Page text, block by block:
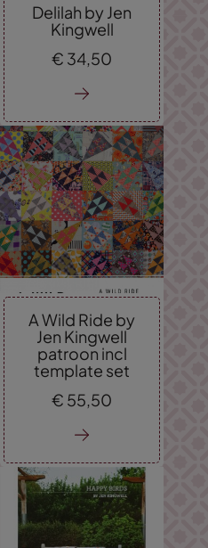
Delilah by Jen
Kingwell
€ 34,50
A Wild Ride by
Jen Kingwell
patroon incl
template set
€ 55,50